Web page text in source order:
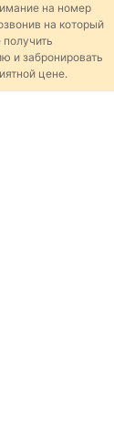
на номер
на который
и забронировать
цене.